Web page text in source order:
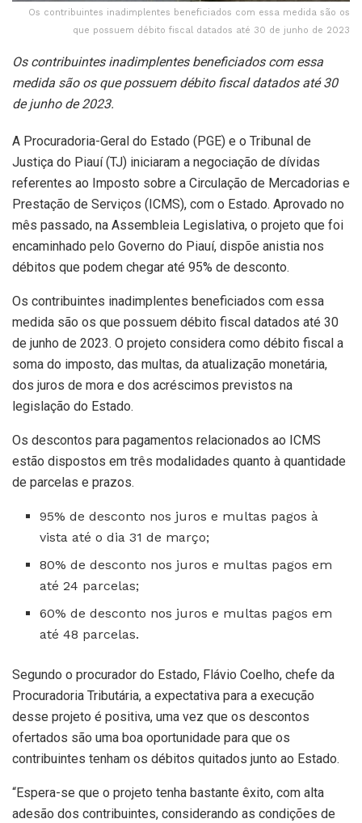
Os contribuintes inadimplentes beneficiados com essa medida são os
que possuem débito fiscal datados até 30 de junho de 2023
Os contribuintes inadimplentes beneficiados com essa
medida são os que possuem débito fiscal datados até 30
de junho de 2023.
A Procuradoria-Geral do Estado (PGE) e o Tribunal de
Justiça do Piauí (TJ) iniciaram a negociação de dívidas
referentes ao Imposto sobre a Circulação de Mercadorias e
Prestação de Serviços (ICMS), com o Estado. Aprovado no
mês passado, na Assembleia Legislativa, o projeto que foi
encaminhado pelo Governo do Piauí, dispõe anistia nos
débitos que podem chegar até 95% de desconto.
Os contribuintes inadimplentes beneficiados com essa
medida são os que possuem débito fiscal datados até 30
de junho de 2023. O projeto considera como débito fiscal a
soma do imposto, das multas, da atualização monetária,
dos juros de mora e dos acréscimos previstos na
legislação do Estado.
Os descontos para pagamentos relacionados ao ICMS
estão dispostos em três modalidades quanto à quantidade
de parcelas e prazos.
95% de desconto nos juros e multas pagos à
vista até o dia 31 de março;
80% de desconto nos juros e multas pagos em
até 24 parcelas;
60% de desconto nos juros e multas pagos em
até 48 parcelas.
Segundo o procurador do Estado, Flávio Coelho, chefe da
Procuradoria Tributária, a expectativa para a execução
desse projeto é positiva, uma vez que os descontos
ofertados são uma boa oportunidade para que os
contribuintes tenham os débitos quitados junto ao Estado.
“Espera-se que o projeto tenha bastante êxito, com alta
adesão dos contribuintes, considerando as condições de